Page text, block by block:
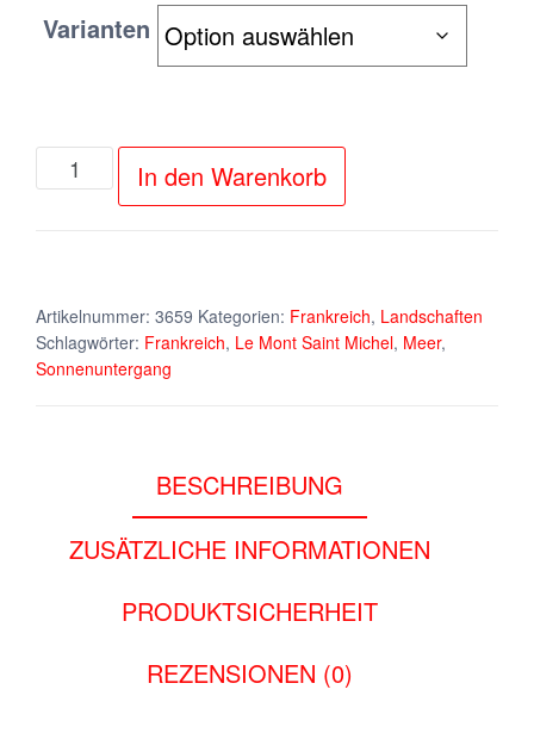
Varianten
Frankreich
Saint
Michel
In den Warenkorb
Artikelnummer: 3659 Kategorien: Frankreich, Landschaften
Schlagwörter: Frankreich, Le Mont Saint Michel, Meer,
Sonnenuntergang
BESCHREIBUNG
ZUSÄTZLICHE INFORMATIONEN
PRODUKTSICHERHEIT
REZENSIONEN (0)